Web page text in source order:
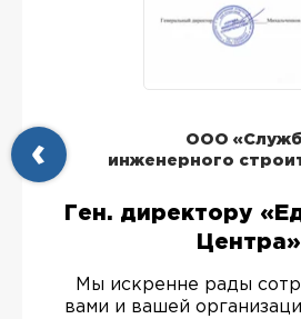
ООО
инженерного
Ген. директору
Центра»
Мы искренне рады
вами и вашей